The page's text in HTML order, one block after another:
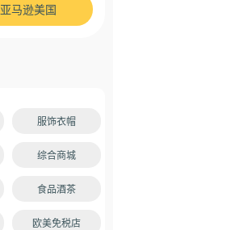
亚马逊美国
服饰衣帽
综合商城
食品酒茶
欧美免税店